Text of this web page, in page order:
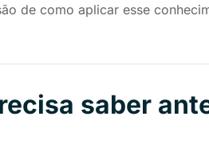
de como aplicar esse
saber